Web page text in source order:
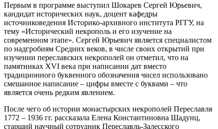
Первым в программе выступил Шокарев Сергей Юрьевич,
кандидат исторических наук, доцент кафедры
источниковедения Историко-архивного института РГГУ, на
тему «Исторический некрополь и его изучение на
современном этапе». Сергей Юрьевич является специалистом
по надгробиям Средних веков, в числе своих открытий при
изучении переславских некрополей он отметил, что на
памятниках XVI века при написании дат вместо
традиционного буквенного обозначения чисел использовано
смешанное написание – цифры вместе с буквами – что
является очень редким явлением.
После чего об истории монастырских некрополей Переславля
1772 – 1936 гг. рассказала Елена Константиновна Шадунц,
старший научный сотрудник Переславль-Залесского